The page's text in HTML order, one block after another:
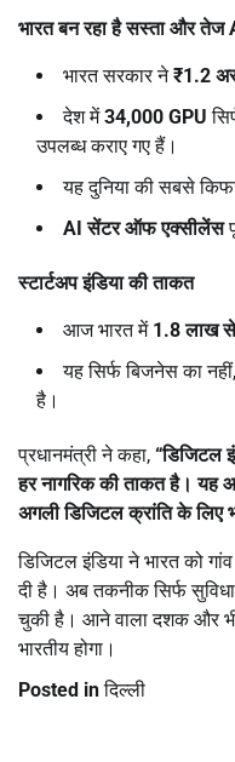
भारत बन रहा है सस्ता और तेज
भारत सरकार ने₹1.2
देश में34,000 GPU
उपलब्ध कराए गए हैं।
यह दुनिया की सबसे
AIसेंटर ऑफ एक्सीलेंस
स्टार्टअप इंडिया की ताकत
आज भारत में 1.8लाख से
यह सिर्फ बिजनेस का
है।
प्रधानमंत्री ने कहा, “डिजिटल
हर नागरिक की ताकत है। यह
अगली डिजिटल क्रांति के लिए
डिजिटल इंडिया ने भारत को
दी है। अब तकनीक सिर्फ
चुकी है। आने वाला दशक और भी
भारतीय होगा।
Posted inदिल्ली